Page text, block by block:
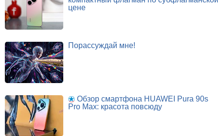
цене
Порассуждай мне!
Обзор смартфона HUAWEI Pura 90s
Pro Max: красота повсюду